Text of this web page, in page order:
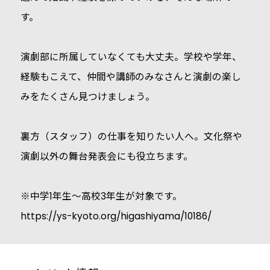
す。
演劇部に所属していなくても大丈夫。学校や学年、
経験もこえて、仲間や講師のみなさんと演劇の楽し
みをたくさん見つけましょう。
裏方（スタッフ）の仕事を知りたい人へ。文化祭や
演劇以外の舞台発表会にも役立ちます。
※中学1年生～高校3年生が対象です。
https://ys-kyoto.org/higashiyama/10186/